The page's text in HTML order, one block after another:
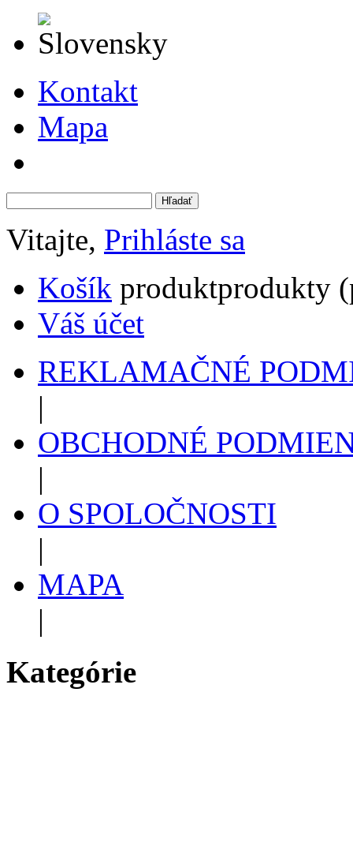
Kontakt
Mapa
Vitajte, Prihláste sa
Košík produktprodukty
Váš účet
REKLAMAČNÉ
|
OBCHODNÉ
|
O SPOLOČNOSTI
|
MAPA
|
Kategórie